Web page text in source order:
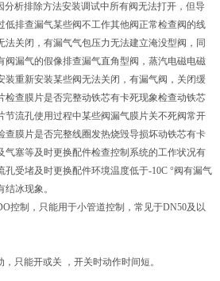
分析排除方法安装调试中所有阀无法打开，但导
低排查漏气某些阀不工作其他阀正常检查阀的线
法关闭，有漏气气包压力无法建立淹没型阀，同
阀漏气的假像排查漏气直角型阀，蒸汽电磁电磁
装重新安装某些阀无法关闭，有漏气阀，关闭缓
检查膜片是否完整动铁芯有卡死现象检查动铁芯
节流孔使用过程中某些阀漏气膜片关不死阀常开
查膜片是否完整线圈发热烧毁导损坏动铁芯有卡
气塞等及时更换配件检查控制系统的工作状况有
孔受堵及时更换配件环境温度低于-10C °阀有漏气
冰现象。
控制，只能用于小管道控制，常见于DN50及以
只能开或关 ，开关时动作时间短。